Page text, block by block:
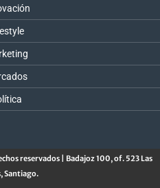
reservados | Badajoz 100, of. 523 Las
Santiago.